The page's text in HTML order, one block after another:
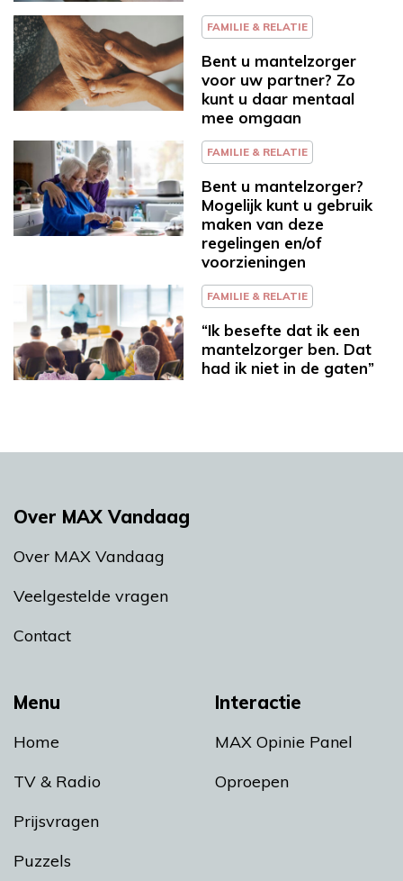
FAMILIE & RELATIE
Bent u mantelzorger
voor uw partner? Zo
kunt u daar mentaal
mee omgaan
FAMILIE & RELATIE
Bent u mantelzorger?
Mogelijk kunt u gebruik
maken van deze
regelingen en/of
voorzieningen
FAMILIE & RELATIE
“Ik besefte dat ik een
mantelzorger ben. Dat
had ik niet in de gaten”
Menu
Home
TV & Radio
Prijsvragen
Puzzels
Interactie
MAX Opinie Panel
Oproepen
Over MAX Vandaag
Over MAX Vandaag
Veelgestelde vragen
Contact